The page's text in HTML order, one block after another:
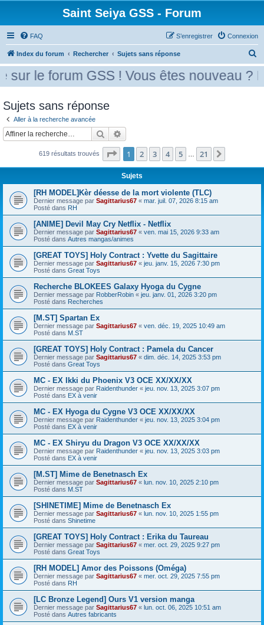
Saint Seiya GSS - Forum
FAQ Connexion
S’enregistrer
Index du forum Rechercher Sujets sans réponse
e
c
e
le forum GSS ! Vous êtes nouveau ?
Sujets sans réponse
Aller à la recherche avancée
Rechercher
619 résultats trouvés Page 1sur21
1 2 3 4 5 21
Sujets
[RH MODEL]Kèr déesse de la mort violente (TLC)
Dernier message par Sagittarius67 « mar. juil. 07, 2026 8:15 am
Posté dans RH
[ANIME] Devil May Cry Netflix - Netflix
Dernier message par Sagittarius67 « ven. mai 15, 2026 9:33 am
Posté dans Autres mangas/animes
[GREAT TOYS] Holy Contract : Yvette du Sagittaire
Dernier message par Sagittarius67 « jeu. janv. 15, 2026 7:30 pm
Posté dans Great Toys
Recherche BLOKEES Galaxy Hyoga du Cygne
Dernier message par RobberRobin « jeu. janv. 01, 2026 3:20 pm
Posté dans Recherches
[M.ST] Spartan Ex
Dernier message par Sagittarius67 « ven. déc. 19, 2025 10:49 am
Posté dans M.ST
[GREAT TOYS] Holy Contract : Pamela du Cancer
Dernier message par Sagittarius67 « dim. déc. 14, 2025 3:53 pm
Posté dans Great Toys
MC - EX Ikki du Phoenix V3 OCE XX/XX/XX
Dernier message par Raidenthunder « jeu. nov. 13, 2025 3:07 pm
Posté dans EX à venir
MC - EX Hyoga du Cygne V3 OCE XX/XX/XX
Dernier message par Raidenthunder « jeu. nov. 13, 2025 3:04 pm
Posté dans EX à venir
MC - EX Shiryu du Dragon V3 OCE XX/XX/XX
Dernier message par Raidenthunder « jeu. nov. 13, 2025 3:03 pm
Posté dans EX à venir
[M.ST] Mime de Benetnasch Ex
Dernier message par Sagittarius67 « lun. nov. 10, 2025 2:10 pm
Posté dans M.ST
[SHINETIME] Mime de Benetnasch Ex
Dernier message par Sagittarius67 « lun. nov. 10, 2025 1:55 pm
Posté dans Shinetime
[GREAT TOYS] Holy Contract : Erika du Taureau
Dernier message par Sagittarius67 « mer. oct. 29, 2025 9:27 pm
Posté dans Great Toys
[RH MODEL] Amor des Poissons (Oméga)
Dernier message par Sagittarius67 « mer. oct. 29, 2025 7:55 pm
Posté dans RH
[LC Bronze Legend] Ours V1 version manga
Dernier message par Sagittarius67 « lun. oct. 06, 2025 10:51 am
Posté dans Autres fabricants